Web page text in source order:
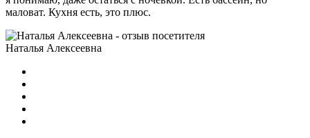
маловат. Кухня есть, это плюс.
Наталья Алексеевна